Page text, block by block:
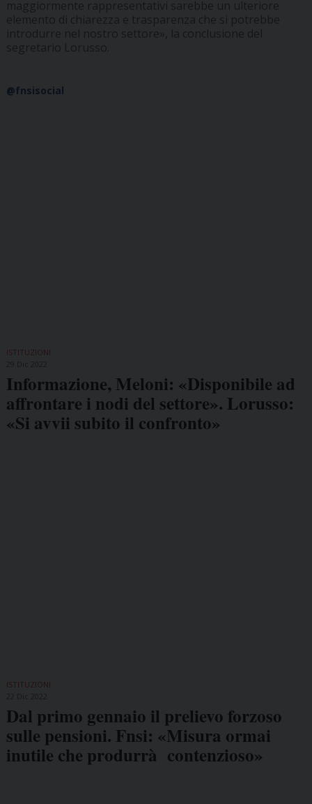
@fnsisocial
ISTITUZIONI
Informazione, Meloni: «Disponibile ad
affrontare i nodi del settore». Lorusso:
«Si avvii subito il confronto»
ISTITUZIONI
Dal primo gennaio il prelievo forzoso
sulle pensioni. Fnsi: «Misura ormai
inutile che produrrà contenzioso»